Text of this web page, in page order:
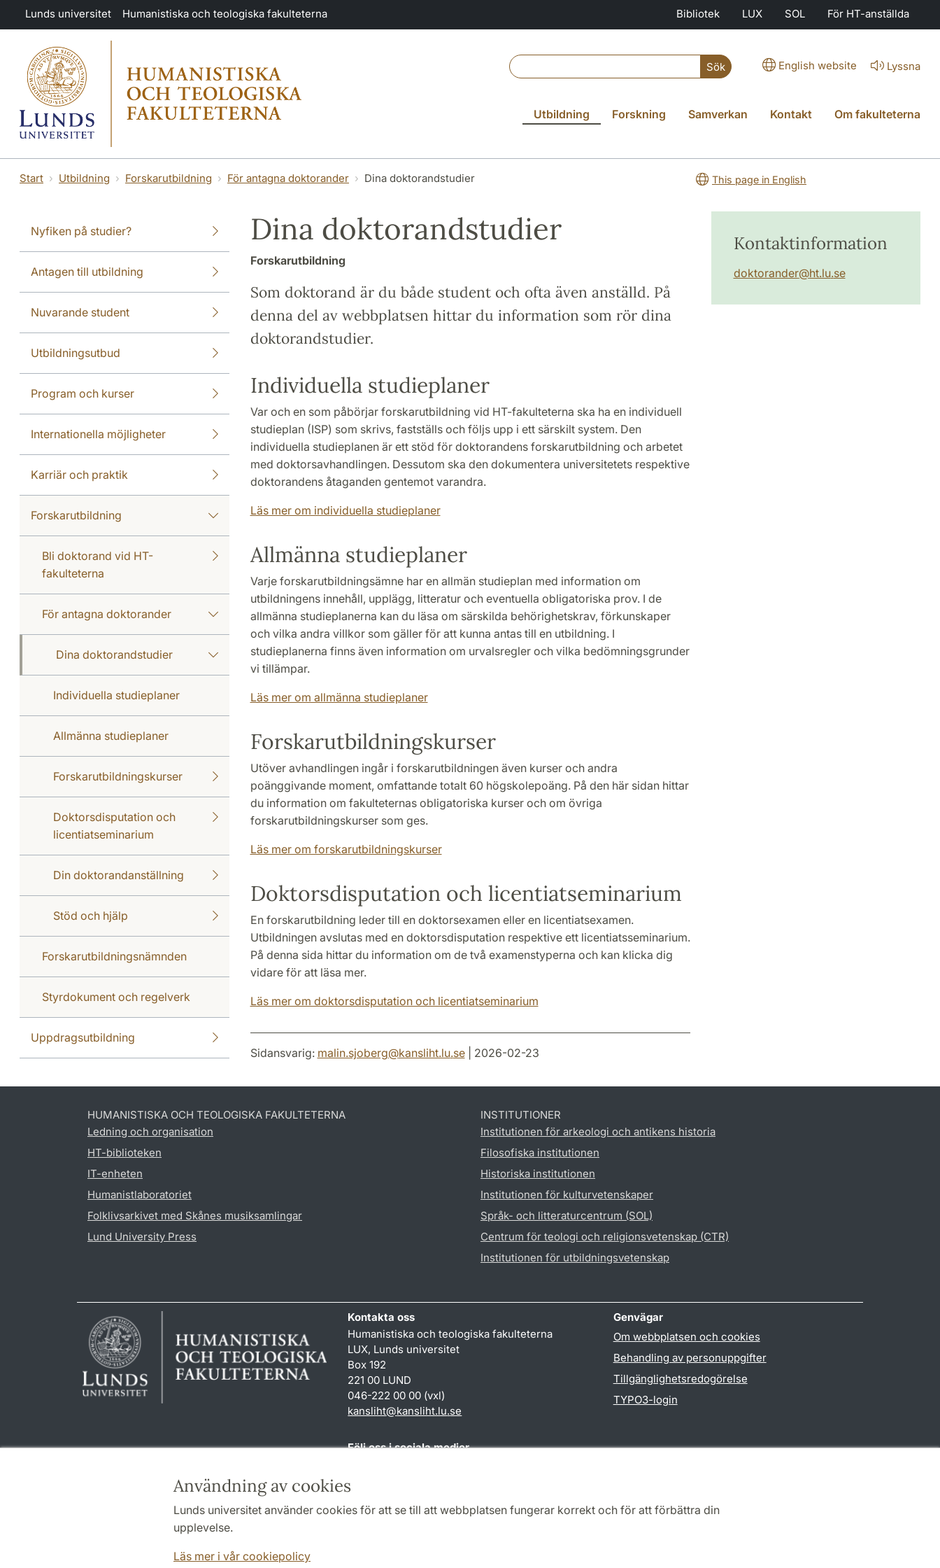
Hoppa till huvudinnehåll
Användning av cookies
Lunds universitet använder cookies för att se till att webbplatsen fungerar korrekt och för att förbättra din
upplevelse.
Läs mer i vår cookiepolicy
Lunds universitet Humanistiska och teologiska fakulteterna Bibliotek LUX SOL För HT-anställda
Sök English website Lyssna
Utbildning Forskning Samverkan Kontakt Om fakulteterna
Start Utbildning Forskarutbildning För antagna doktorander Dina doktorandstudier This page in English
Nyfiken på studier?
Antagen till utbildning
Nuvarande student
Utbildningsutbud
Program och kurser
Internationella möjligheter
Karriär och praktik
Forskarutbildning
Bli doktorand vid HT-
fakulteterna
För antagna doktorander
Dina doktorandstudier
Individuella studieplaner
Allmänna studieplaner
Forskarutbildningskurser
Doktorsdisputation och
licentiatseminarium
Din doktorandanställning
Stöd och hjälp
Forskarutbildningsnämnden
Styrdokument och regelverk
Uppdragsutbildning
Dina doktorandstudier
Forskarutbildning
Som doktorand är du både student och ofta även anställd. På
denna del av webbplatsen hittar du information som rör dina
doktorandstudier.
Individuella studieplaner
Var och en som påbörjar forskarutbildning vid HT-fakulteterna ska ha en individuell
studieplan (ISP) som skrivs, fastställs och följs upp i ett särskilt system. Den
individuella studieplanen är ett stöd för doktorandens forskarutbildning och arbetet
med doktorsavhandlingen. Dessutom ska den dokumentera universitetets respektive
doktorandens åtaganden gentemot varandra.
Läs mer om individuella studieplaner
Allmänna studieplaner
Varje forskarutbildningsämne har en allmän studieplan med information om
utbildningens innehåll, upplägg, litteratur och eventuella obligatoriska prov. I de
allmänna studieplanerna kan du läsa om särskilda behörighetskrav, förkunskaper
och vilka andra villkor som gäller för att kunna antas till en utbildning. I
studieplanerna finns även information om urvalsregler och vilka bedömningsgrunder
vi tillämpar.
Läs mer om allmänna studieplaner
Forskarutbildningskurser
Utöver avhandlingen ingår i forskarutbildningen även kurser och andra
poänggivande moment, omfattande totalt 60 högskolepoäng. På den här sidan hittar
du information om fakulteternas obligatoriska kurser och om övriga
forskarutbildningskurser som ges.
Läs mer om forskarutbildningskurser
Doktorsdisputation och licentiatseminarium
En forskarutbildning leder till en doktorsexamen eller en licentiatsexamen.
Utbildningen avslutas med en doktorsdisputation respektive ett licentiatsseminarium.
På denna sida hittar du information om de två examenstyperna och kan klicka dig
vidare för att läsa mer.
Läs mer om doktorsdisputation och licentiatseminarium
Kontaktinformation
doktorander@ht.lu.se
Sidansvarig: malin.sjoberg@kansliht.lu.se| 2026-02-23
HUMANISTISKA OCH TEOLOGISKA FAKULTETERNA
Ledning och organisation
HT-biblioteken
IT-enheten
Humanistlaboratoriet
Folklivsarkivet med Skånes musiksamlingar
Lund University Press
INSTITUTIONER
Institutionen för arkeologi och antikens historia
Filosofiska institutionen
Historiska institutionen
Institutionen för kulturvetenskaper
Språk- och litteraturcentrum (SOL)
Centrum för teologi och religionsvetenskap (CTR)
Institutionen för utbildningsvetenskap
Kontakta oss
Humanistiska och teologiska fakulteterna
LUX, Lunds universitet
Box 192
221 00 LUND
046-222 00 00 (vxl)
kansliht@kansliht.lu.se
Genvägar
Om webbplatsen och cookies
Behandling av personuppgifter
Tillgänglighetsredogörelse
TYPO3-login
Följ oss i sociala medier